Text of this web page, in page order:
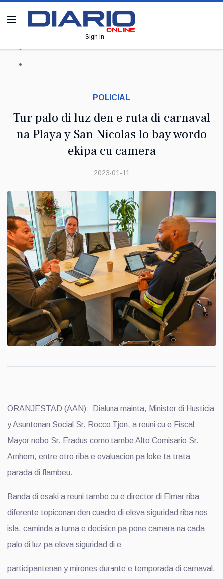
Sign In
POLICIAL
Tur palo di luz den e ruta di carnaval
na Playa y San Nicolas lo bay wordo
ekipa cu camera
2023-01-11
ORANJESTAD (AAN): Dialuna mainta, Minister di Husticia
y Asuntonan Social Sr. Rocco Tjon, a reuni cu e Fiscal
Mayor nobo Sr. Eradus como tambe Alto Comisario Sr.
Arnhem, entre otro riba e evaluacion pa loke ta trata
parada di flambeu.
Banda di esaki a reuni tambe cu e director di Elmar riba
diferente topiconan den cuadro di eleva siguridad riba nos
isla, caminda a tuma e decision pa pone camara na cada
palo di luz pa eleva siguridad di e
participantenan y mirones durante e temporada di carnaval.